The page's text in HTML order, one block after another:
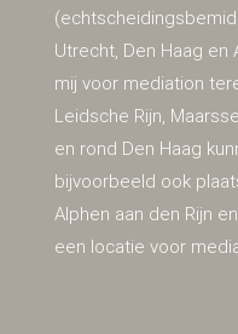
Utrecht, Den Haag en
mij voor mediation
Leidsche Rijn
en rond Den Haag
bijvoorbeeld ook
Alphen aan den Rijn en
een locatie voor